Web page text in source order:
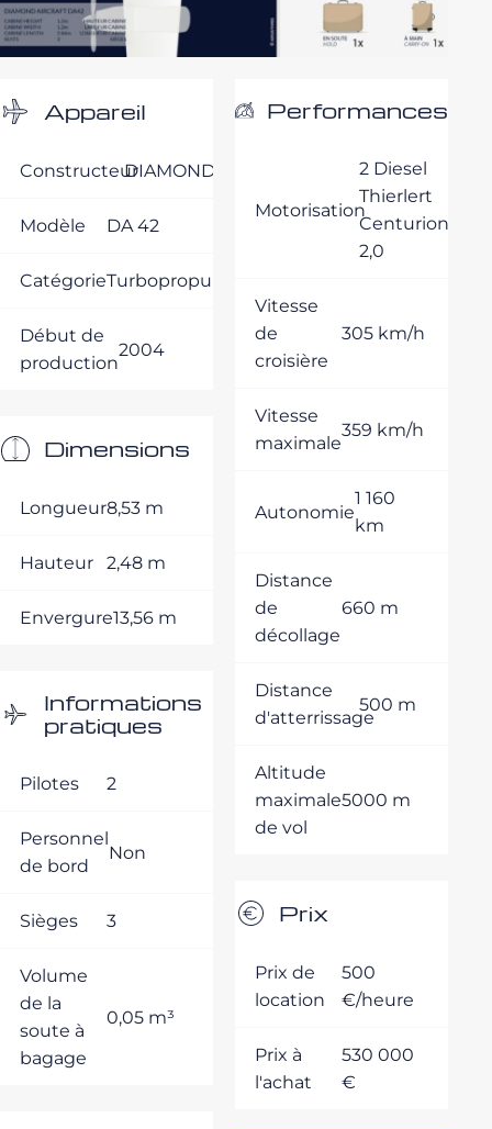
Appareil
ConstructeurDIAMOND
Modèle DA 42
CatégorieTurbopropulseurs
Début de
production
2004
Dimensions
Longueur8,53 m
Hauteur 2,48 m
Envergure13,56 m
Informations
pratiques
Pilotes 2
Personnel
de bord
Non
Sièges 3
Volume
de la
soute à
bagage
0,05 m³
Performances
Motorisation
2 Diesel
Thierlert
Centurion
2,0
Vitesse
de
croisière
305 km/h
Vitesse
maximale
359 km/h
Autonomie
1 160
km
Distance
de
décollage
660 m
Distance
d'atterrissage
500 m
Altitude
maximale
de vol
5000 m
Prix
Prix de
location
500
€/heure
Prix à
l'achat
530 000
€